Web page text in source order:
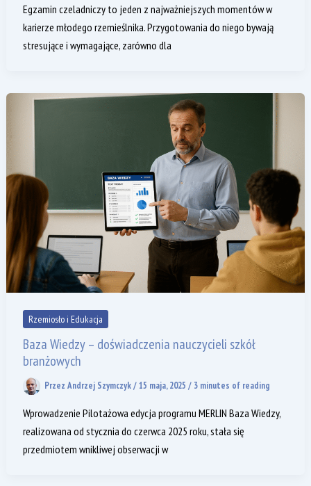
Egzamin czeladniczy to jeden z najważniejszych momentów w
karierze młodego rzemieślnika. Przygotowania do niego bywają
stresujące i wymagające, zarówno dla
Rzemiosło i Edukacja
Baza Wiedzy – doświadczenia nauczycieli szkół
branżowych
Przez Andrzej Szymczyk/15 maja, 2025/ 3 minutes of reading
Wprowadzenie Pilotażowa edycja programu MERLIN Baza Wiedzy,
realizowana od stycznia do czerwca 2025 roku, stała się
przedmiotem wnikliwej obserwacji w